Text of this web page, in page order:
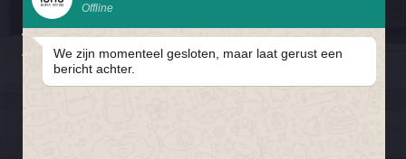
Afspraak al gemaakt?
Avignonlaan 67
5627 GA Eindhoven
Offline
We zijn momenteel gesloten, maar laat gerust een
bericht achter.